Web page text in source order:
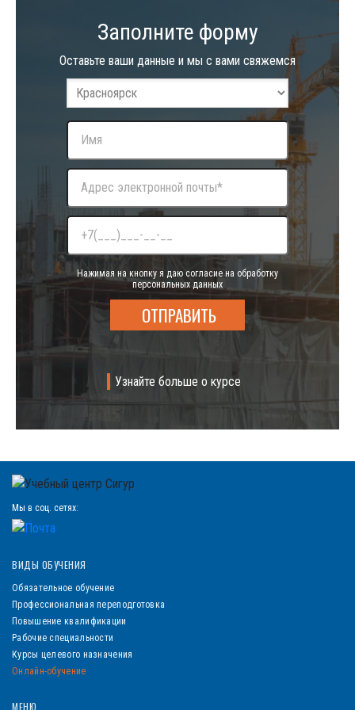
Узнайте больше о курсе
Заполните форму
Оставьте ваши данные и мы с вами свяжемся
Нажимая на кнопку я даю согласие на обработку
персональных данных
Мы в соц. сетях:
ВИДЫ ОБУЧЕНИЯ
Обязательное обучение
Профессиональная переподготовка
Повышение квалификации
Рабочие специальности
Курсы целевого назначения
Онлайн-обучение
МЕНЮ